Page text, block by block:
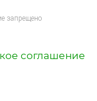
запрещено
соглашение